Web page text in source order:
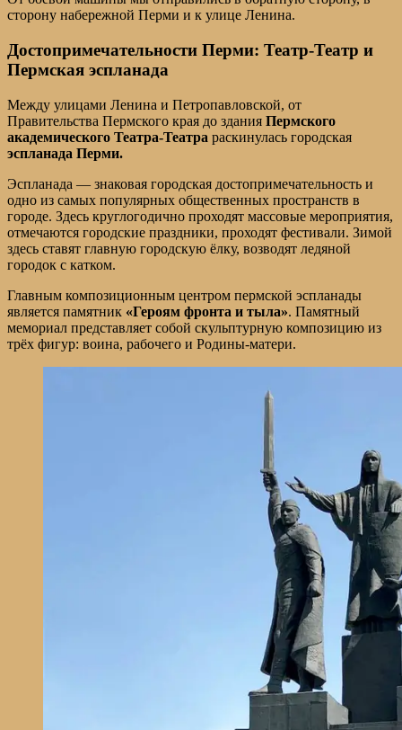
сторону набережной Перми и к улице Ленина.
Достопримечательности Перми: Театр-Театр и
Пермская эспланада
Между улицами Ленина и Петропавловской, от
Правительства Пермского края до здания Пермского
академического Театра-Театра раскинулась городская
эспланада Перми.
Эспланада — знаковая городская достопримечательность и
одно из самых популярных общественных пространств в
городе. Здесь круглогодично проходят массовые мероприятия,
отмечаются городские праздники, проходят фестивали. Зимой
здесь ставят главную городскую ёлку, возводят ледяной
городок с катком.
Главным композиционным центром пермской эспланады
является памятник «Героям фронта и тыла». Памятный
мемориал представляет собой скульптурную композицию из
трёх фигур: воина, рабочего и Родины-матери.